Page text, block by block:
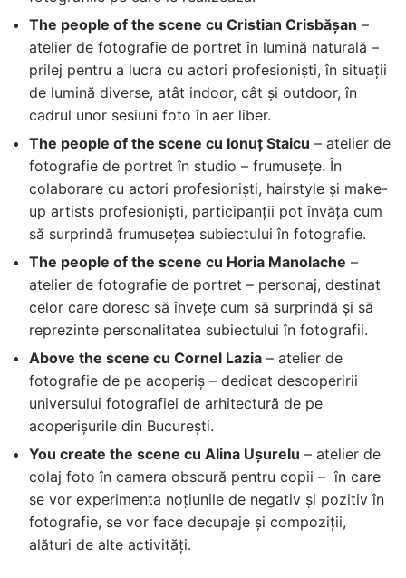
The people of the scene cu Cristian Crisbăşan –
atelier de fotografie de portret în lumină naturală –
prilej pentru a lucra cu actori profesionişti, în situaţii
de lumină diverse, atât indoor, cât şi outdoor, în
cadrul unor sesiuni foto în aer liber.
The people of the scene cu Ionuţ Staicu – atelier de
fotografie de portret în studio – frumuseţe. În
colaborare cu actori profesionişti, hairstyle şi make-
up artists profesioniști, participanții pot învăța cum
să surprindă frumuseţea subiectului în fotografie.
The people of the scene cu Horia Manolache –
atelier de fotografie de portret – personaj, destinat
celor care doresc să învețe cum să surprindă și să
reprezinte personalitatea subiectului în fotografii.
Above the scene cu Cornel Lazia – atelier de
fotografie de pe acoperiş – dedicat descoperirii
universului fotografiei de arhitectură de pe
acoperişurile din Bucureşti.
You create the scene cu Alina Uşurelu – atelier de
colaj foto în camera obscură pentru copii – în care
se vor experimenta noţiunile de negativ şi pozitiv în
fotografie, se vor face decupaje şi compoziții,
alături de alte activități.